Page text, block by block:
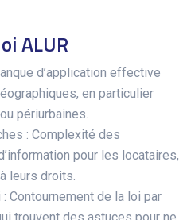
ALUR
d’application effective
en particulier
périurbaines.
: Complexité des
pour les locataires,
leurs droits.
Contournement de la loi par
trouvent des astuces pour ne